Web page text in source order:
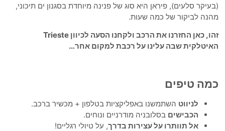
סלעים), פיראן היא סוג של פנינה מיוחדת בסגנון ים תיכוני,
לביקור של כמה שעות.
זהו, כאן החזרנו את הרכב ולקחנו הסעה לכיוון Trieste
שבה עלינו על רכבת למקום אחר…
טיפים
לניווטהשתמשנו באפליקציות בטלפון + מכשיר ברכב.
הכבישיםבסלובניה מודרניים ונוחים.
אל תוותרו על עצירות בדרך, על טיולי רגליים!